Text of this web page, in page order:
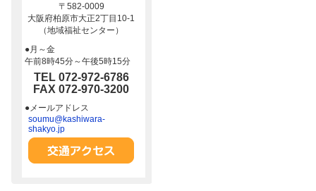
〒582-0009
大阪府柏原市大正2丁目10-1
（地域福祉センター）
●月～金
午前8時45分～午後5時15分
TEL 072-972-6786
FAX 072-970-3200
●メールアドレス
soumu@kashiwara-
shakyo.jp